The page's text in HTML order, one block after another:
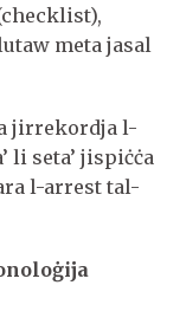
meta jasal
jirrekordja l-
li seta’ jispiċċa
l-arrest tal-